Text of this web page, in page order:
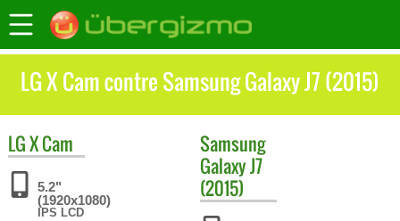
LG X Cam contre Samsung Galaxy J7 (2015)
LGX Cam
5.2"
(1920x1080)
IPS LCD
Samsung
Galaxy J7
(2015)